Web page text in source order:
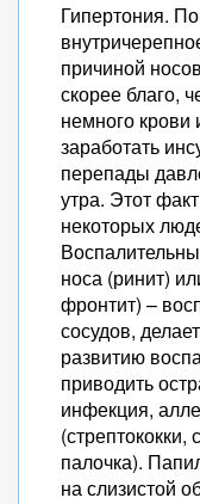
Гипертония.
причиной
скорее благо,
немного крови
заработать
перепады
утра. Этот
некоторых
носа (ринит)
фронтит) –
сосудов,
развитию
приводить
инфекция,
палочка).
на слизистой